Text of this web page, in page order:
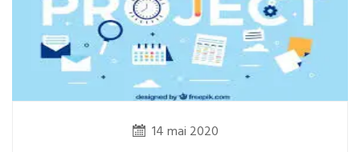
14 mai 2020